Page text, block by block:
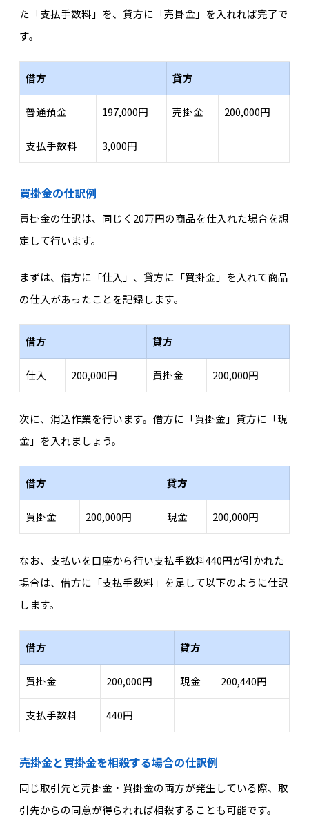
た「支払手数料」を、貸方に「売掛金」を入れれば完了で
す。
借方 貸方
普通預金 197,000円 売掛金 200,000円
支払手数料 3,000円
買掛金の仕訳例
買掛金の仕訳は、同じく20万円の商品を仕入れた場合を想
定して行います。
まずは、借方に「仕入」、貸方に「買掛金」を入れて商品
の仕入があったことを記録します。
借方 貸方
仕入 200,000円 買掛金 200,000円
次に、消込作業を行います。借方に「買掛金」貸方に「現
金」を入れましょう。
借方 貸方
買掛金 200,000円 現金 200,000円
なお、支払いを口座から行い支払手数料440円が引かれた
場合は、借方に「支払手数料」を足して以下のように仕訳
します。
借方 貸方
買掛金 200,000円 現金 200,440円
支払手数料 440円
売掛金と買掛金を相殺する場合の仕訳例
同じ取引先と売掛金・買掛金の両方が発生している際、取
引先からの同意が得られれば相殺することも可能です。